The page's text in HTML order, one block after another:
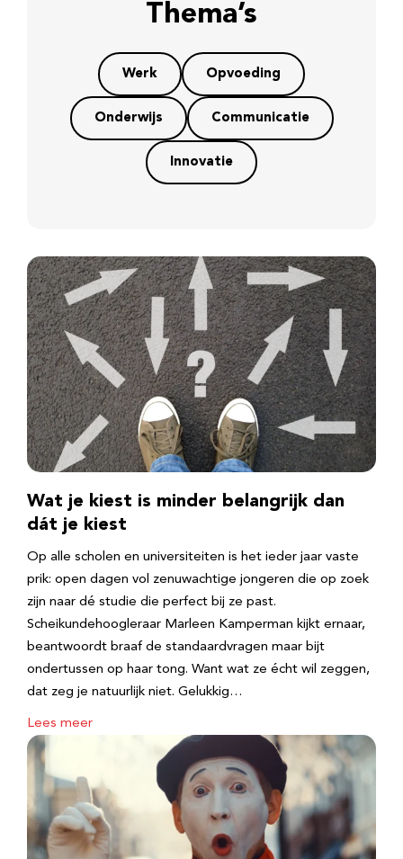
Thema’s
Werk Opvoeding
Onderwijs Communicatie
Innovatie
Wat je kiest is minder belangrijk dan
dát je kiest
Op alle scholen en universiteiten is het ieder jaar vaste
prik: open dagen vol zenuwachtige jongeren die op zoek
zijn naar dé studie die perfect bij ze past.
Scheikundehoogleraar Marleen Kamperman kijkt ernaar,
beantwoordt braaf de standaardvragen maar bijt
ondertussen op haar tong. Want wat ze écht wil zeggen,
dat zeg je natuurlijk niet. Gelukkig…
Lees meer